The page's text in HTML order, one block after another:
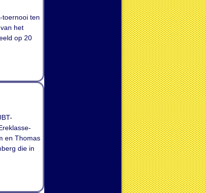
toernooi ten
het
op 20
en Thomas
die in